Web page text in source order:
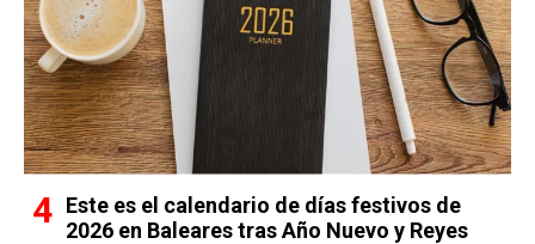
Este es el calendario de días festivos de
2026 en Baleares tras Año Nuevo y Reyes